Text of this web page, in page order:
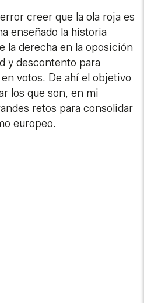
creer que la ola roja es
enseñado la historia
la derecha en la oposición
y descontento para
votos. De ahí el objetivo
los que son, en mi
retos para consolidar
europeo.